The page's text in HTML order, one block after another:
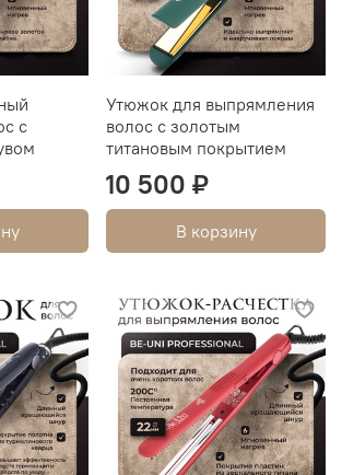
с
Утюжок для выпрямления
волос с золотым
титановым покрытием
10 500 ₽
В корзину